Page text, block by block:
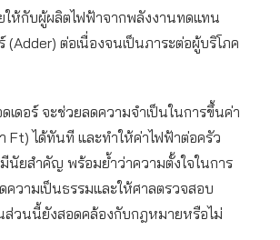
ให้กับผู้ผลิตไฟฟ้าจากพลังงานทดแทน
(Adder) ต่อเนื่องจนเป็นภาระต่อผู้บริโภค
เดอร์ จะช่วยลดความจำเป็นในการขึ้นค่า
Ft) ได้ทันที และทำให้ค่าไฟฟ้าต่อครัว
นัยสำคัญ พร้อมย้ำว่าความตั้งใจในการ
ความเป็นธรรมและให้ศาลตรวจสอบ
นส่วนนี้ยังสอดคล้องกับกฎหมายหรือไม่